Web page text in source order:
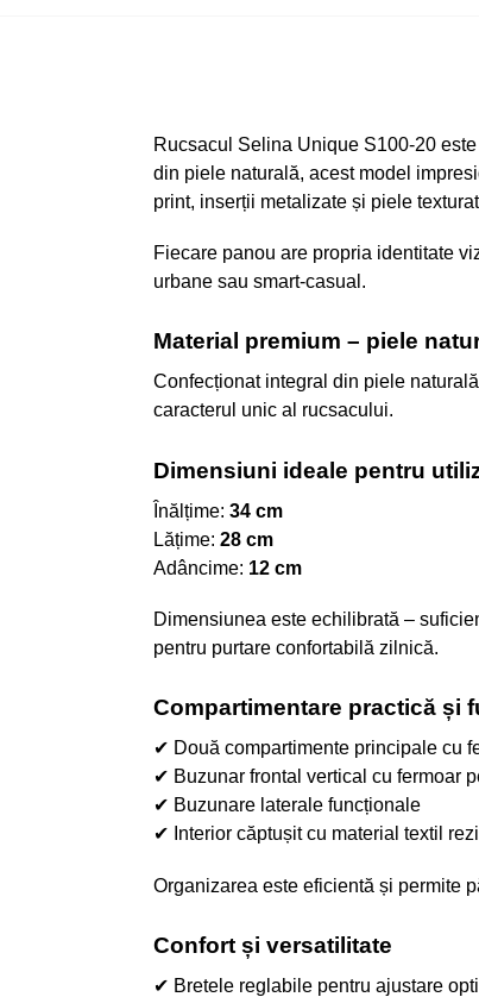
Rucsacul Selina Unique S100-20
din piele naturală, acest model
print, inserții metalizate și piele
Fiecare panou are propria identitate
urbane sau smart-casual.
Material premium – piele
Confecționat integral din piele
caracterul unic al rucsacului.
Dimensiuni ideale pentru
Înălțime: 34 cm
Lățime: 28 cm
Adâncime: 12 cm
Dimensiunea este echilibrată –
pentru purtare confortabilă zilnică.
Compartimentare practică și
✔ Două compartimente principale cu
✔ Buzunar frontal vertical cu fermoar
✔ Buzunare laterale funcționale
✔ Interior căptușit cu material textil
Organizarea este eficientă și permite
Confort și versatilitate
✔ Bretele reglabile pentru ajustare